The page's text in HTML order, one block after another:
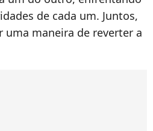
de cada um. Juntos,
maneira de reverter a